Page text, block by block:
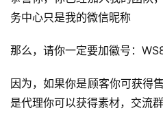
务中心只是我的微信昵称
那么，请你一定要加徽号：
因为，如果你是顾客你可获得
是代理你可以获得素材，交流